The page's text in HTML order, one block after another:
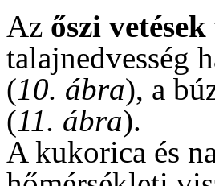
Az őszi vetések
talajnedvesség
(10. ábra), a
(11. ábra).
A kukorica és